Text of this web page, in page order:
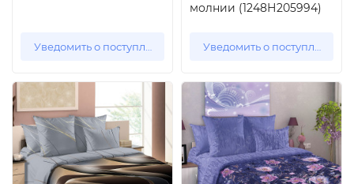
Уведомить о поступлении
молнии (1248Н205994)
Уведомить о поступлении